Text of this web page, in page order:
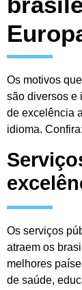
Os motivos
são diversos e
de excelência
idioma. Confira:
Os serviços
atraem os
melhores
de saúde,